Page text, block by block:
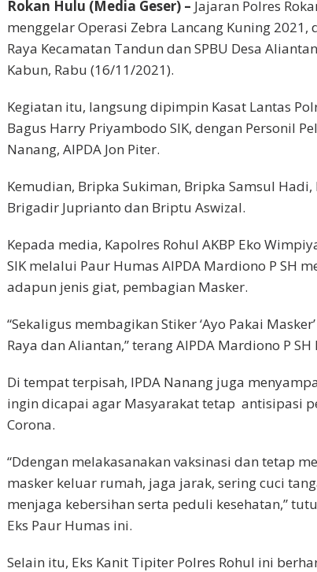
Rokan Hulu (Media Geser) – Jajaran Polres
menggelar Operasi Zebra Lancang Kuning 2021,
Raya Kecamatan Tandun dan SPBU Desa
Kabun, Rabu (16/11/2021).
Kegiatan itu, langsung dipimpin Kasat Lantas
Bagus Harry Priyambodo SIK, dengan Personil
Nanang, AIPDA Jon Piter.
Kemudian, Bripka Sukiman, Bripka Samsul
Brigadir Juprianto dan Briptu Aswizal.
Kepada media, Kapolres Rohul AKBP Eko
SIK melalui Paur Humas AIPDA Mardiono P SH
adapun jenis giat, pembagian Masker.
“Sekaligus membagikan Stiker ‘Ayo Pakai
Raya dan Aliantan,” terang AIPDA Mardiono P SH
Di tempat terpisah, IPDA Nanang juga
ingin dicapai agar Masyarakat tetap antisipasi
Corona.
“Ddengan melakasanakan vaksinasi dan tetap
masker keluar rumah, jaga jarak, sering cuci
menjaga kebersihan serta peduli kesehatan,”
Eks Paur Humas ini.
Selain itu, Eks Kanit Tipiter Polres Rohul ini